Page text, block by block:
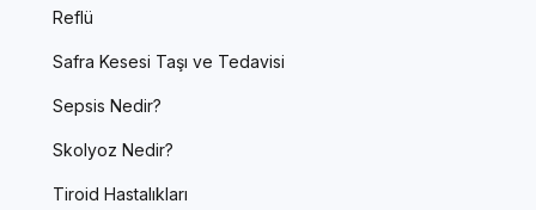
Reflü
Safra Kesesi Taşı ve Tedavisi
Sepsis Nedir?
Skolyoz Nedir?
Tiroid Hastalıkları